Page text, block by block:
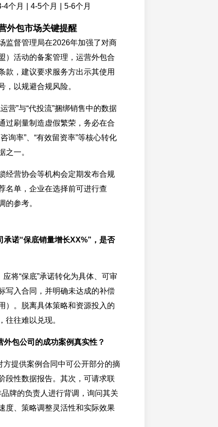
4个月 | 4-5个月 | 5-6个月
外包市场关键提醒
监督管理局在2026年加强了对商
）活动的备案管理，运营外包合
款，建议要求服务方出示其使用
，以规避合规风险。
营”与“代投流”捆绑销售中的数据
过刷量制造虚假繁荣，务必在合
询率”、“有效留资率”等核心转化
之一。
经营协会等机构会定期发布合规
名单，企业在选择前可进行查
的参考。
承诺“保底销量增长XX%”，是否
将“保底”承诺转化为具体、可审
写入合同，并明确未达成的补偿
）。脱离具体策略和资源投入的
往往难以兑现。
外包公司的成功案例真实性？
方提供案例合同中可公开部分的摘
段性数据报告。其次，可请求联
牌的负责人进行背调，询问其关
度、策略调整灵活性和实际效果